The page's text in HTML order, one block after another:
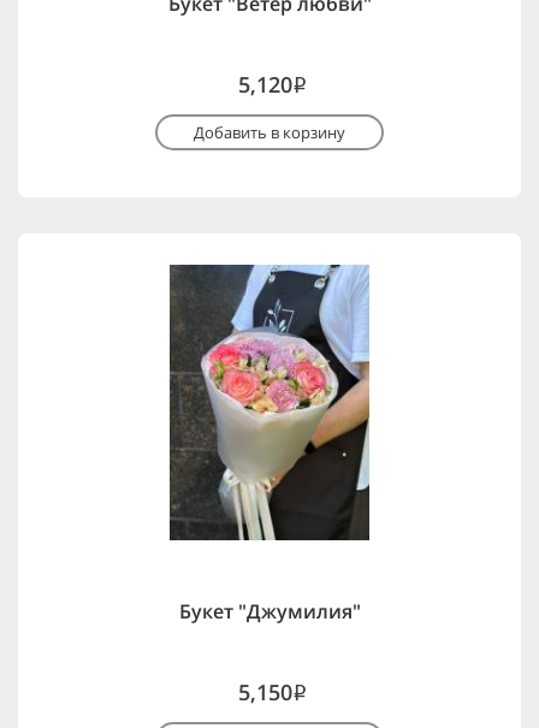
5,120i
Добавить в корзину
Букет "Джумилия"
5,150i